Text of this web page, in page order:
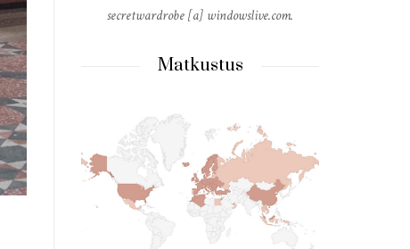
secretwardrobe [a] windowslive.com.
Matkustus